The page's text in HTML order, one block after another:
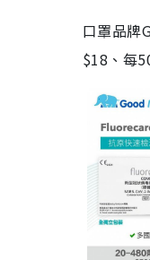
口罩品牌
$18、每